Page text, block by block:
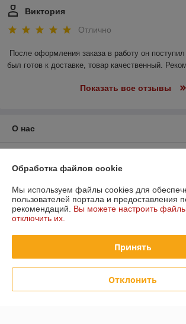
Виктория
Отлично
После оформления заказа в работу он
был готов к доставке, товар качественный.
Показать все отзывы
О нас
График работы
Политика обработки cookies
Обработка файлов cookie
Мы используем файлы cookies для
пользователей портала и предоставления
рекомендаций. Вы можете настроить
отключить их.
Принять
Отклонить